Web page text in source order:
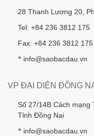
28 Thanh Lương 20,
Tel: +84 236 3812 175
Fax: +84 236 3812 175
* info@saobacdau.vn
VP ĐẠI DIỆN ĐỒNG
Số 27/14B Cách
Tỉnh Đồng Nai
* info@saobacdau.vn